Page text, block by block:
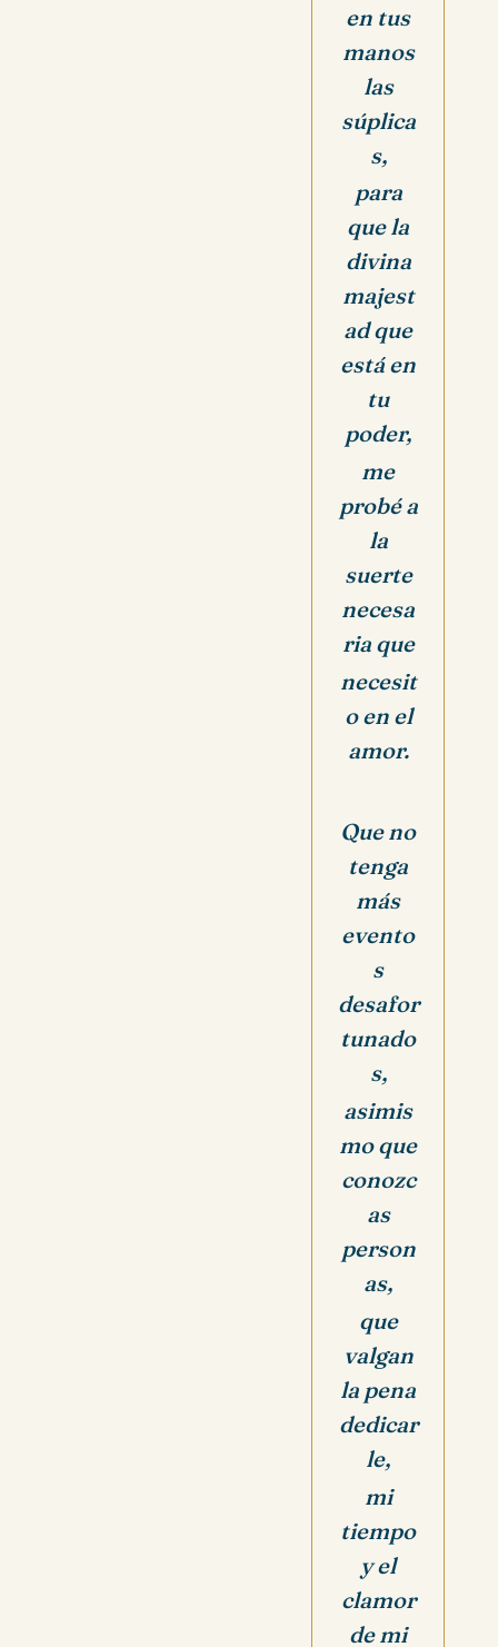
en tus
manos
las
súplica
s,
para
que la
divina
majest
ad que
está en
tu
poder,
me
probé a
la
suerte
necesa
ria que
necesit
o en el
amor.
Que no
tenga
más
evento
s
desafor
tunado
s,
asimis
mo que
conozc
as
person
as,
que
valgan
la pena
dedicar
le,
mi
tiempo
y el
clamor
de mi